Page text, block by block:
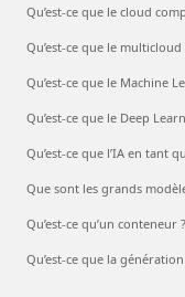
Qu’est-ce que le cloud
Qu’est-ce que le multicloud
Qu’est-ce que le Machine
Qu’est-ce que le Deep
Qu’est-ce que l’IA en tant
Que sont les grands
Qu’est-ce qu’un conteneur ?
Qu’est-ce que la